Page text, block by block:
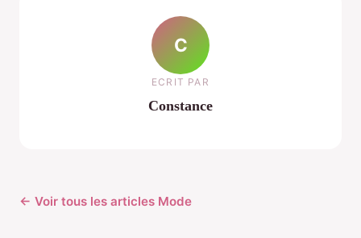
C
ECRIT PAR
Constance
← Voir tous les articles Mode